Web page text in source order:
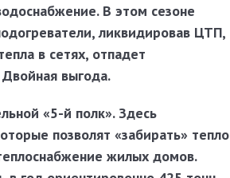
В этом сезоне
ликвидировав ЦТП,
в сетях, отпадет
выгода.
«5-й полк». Здесь
позволят «забирать» тепло
жилых домов.